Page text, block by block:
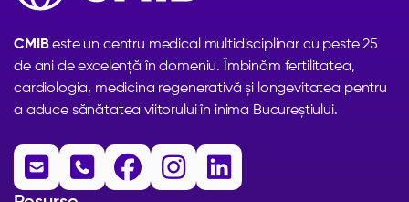
CMIBeste un centru medical multidisciplinar cu peste 25
de ani de excelență în domeniu. Îmbinăm fertilitatea,
cardiologia, medicina regenerativă și longevitatea pentru
a aduce sănătatea viitorului în inima Bucureștiului.
    